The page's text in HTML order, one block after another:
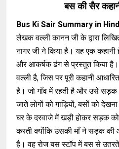
बस की सैर
Bus Ki Sair Summary in
लेखक वल्ली कानन जी के द्वारा
नागर जी ने किया है। यह एक
और आकर्षक ढंग से प्रस्तुत किया है।
वल्ली है, जिस पर पूरी कहानी
है। जो गाँव में रहती है और उसे
जाते लोगों को गाड़ियों, बसों को
घर के दरवाजे में खड़ी होकर सड़क
करती क्योंकि उसकी माँ ने सड़क की
है। वह रोज बस स्टॉप में बस से